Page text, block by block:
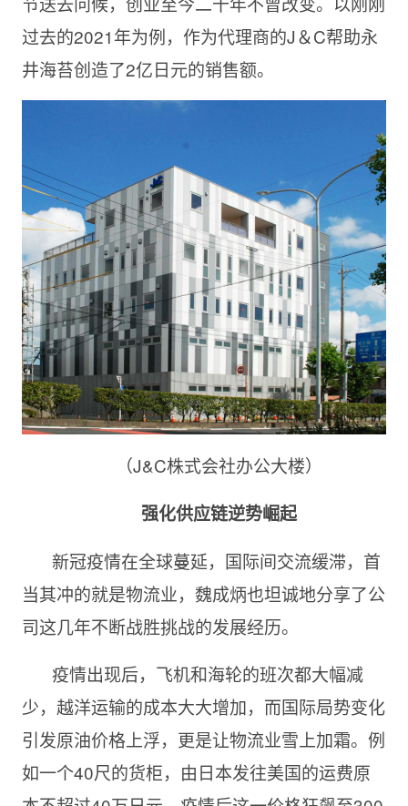
过去的2021年为例，作为代理商的J＆C帮助永
井海苔创造了2亿日元的销售额。
（J&C株式会社办公大楼）
强化供应链逆势崛起
新冠疫情在全球蔓延，国际间交流缓滞，首
当其冲的就是物流业，魏成炳也坦诚地分享了公
司这几年不断战胜挑战的发展经历。
疫情出现后，飞机和海轮的班次都大幅减
少，越洋运输的成本大大增加，而国际局势变化
引发原油价格上浮，更是让物流业雪上加霜。例
如一个40尺的货柜，由日本发往美国的运费原